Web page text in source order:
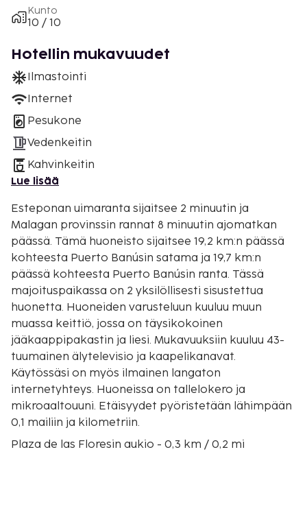
Kunto
10 / 10
Hotellin mukavuudet
Ilmastointi
Internet
Pesukone
Vedenkeitin
Kahvinkeitin
Lue lisää
Esteponan uimaranta sijaitsee 2 minuutin ja
Malagan provinssin rannat 8 minuutin ajomatkan
päässä. Tämä huoneisto sijaitsee 19,2 km:n päässä
kohteesta Puerto Banúsin satama ja 19,7 km:n
päässä kohteesta Puerto Banúsin ranta. Tässä
majoituspaikassa on 2 yksilöllisesti sisustettua
huonetta. Huoneiden varusteluun kuuluu muun
muassa keittiö, jossa on täysikokoinen
jääkaappipakastin ja liesi. Mukavuuksiin kuuluu 43-
tuumainen älytelevisio ja kaapelikanavat.
Käytössäsi on myös ilmainen langaton
internetyhteys. Huoneissa on tallelokero ja
mikroaaltouuni. Etäisyydet pyöristetään lähimpään
0,1 mailiin ja kilometriin.
Plaza de las Floresin aukio - 0,3 km / 0,2 mi